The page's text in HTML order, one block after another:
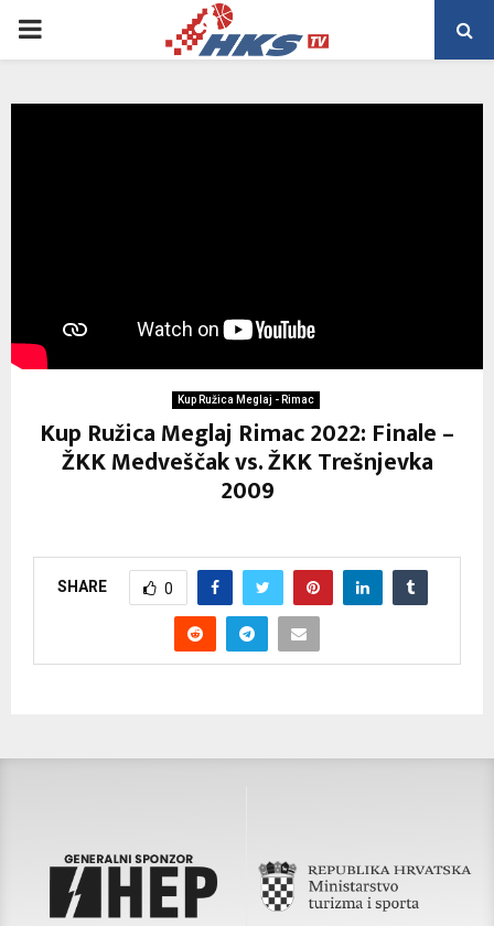
PRIMARY
Kup Ružica Meglaj - Rimac
Kup Ružica Meglaj Rimac 2022: Finale –
ŽKK Medveščak vs. ŽKK Trešnjevka
2009
SHARE 0